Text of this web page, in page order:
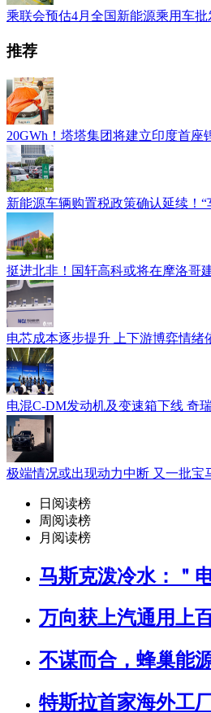
乘联会预估4月全国新能源乘用车批
推荐
20GWh！塔塔集团将建立印度首座
新能源车辆购置税政策确认延续！“
挺进北非！国轩高科或将在摩洛哥
电芯成本逐步提升 上下游博弈情绪
电混C-DM发动机及变速箱下线 奇
极端情况或出现动力中断 又一批宝
日阅读榜
周阅读榜
月阅读榜
马斯克泼冷水：＂
万向获上汽通用上
不谋而合，蜂巢能
特斯拉首家海外工